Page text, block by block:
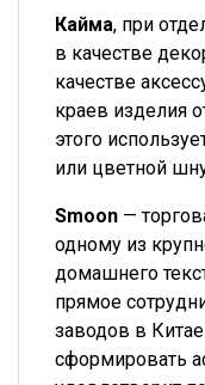
Кайма, при
в качестве
качестве
краев изделия
этого
или цветной
Smoon —
одному из
домашнего
прямое
заводов в
сформировать